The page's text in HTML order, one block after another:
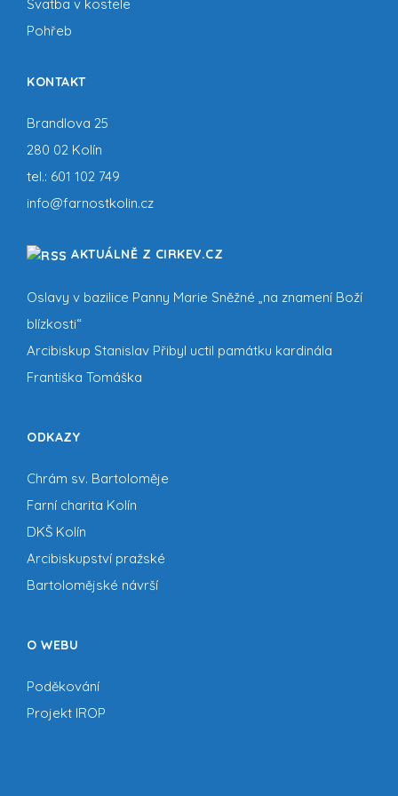
Svatba v kostele
Pohřeb
KONTAKT
Brandlova 25
280 02 Kolín
tel.: 601 102 749
info@farnostkolin.cz
AKTUÁLNĚ Z CIRKEV.CZ
Oslavy v bazilice Panny Marie Sněžné „na znamení Boží
blízkosti“
Arcibiskup Stanislav Přibyl uctil památku kardinála
Františka Tomáška
ODKAZY
Chrám sv. Bartoloměje
Farní charita Kolín
DKŠ Kolín
Arcibiskupství pražské
Bartolomějské návrší
O WEBU
Poděkování
Projekt IROP